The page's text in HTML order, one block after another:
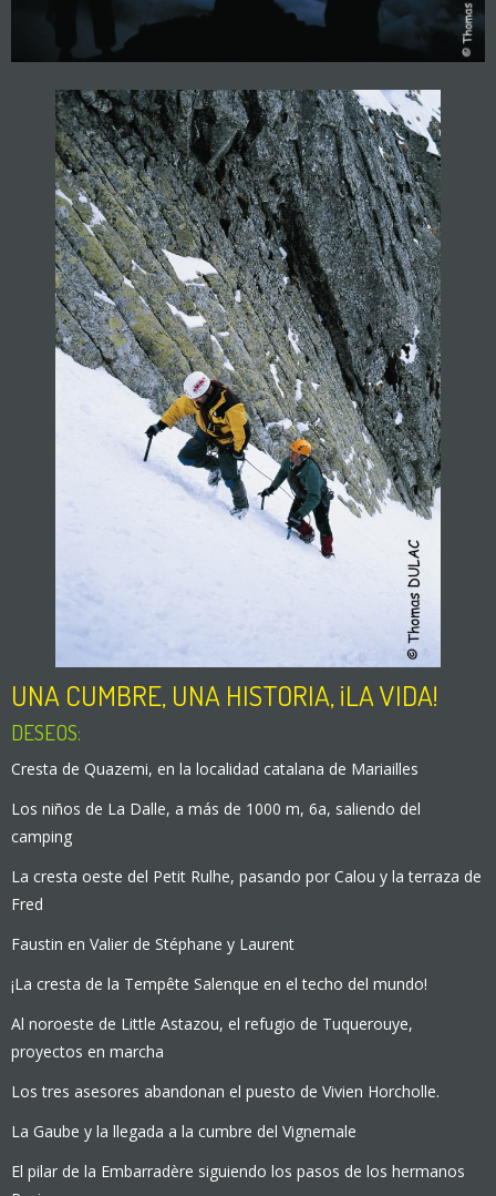
UNA CUMBRE, UNA HISTORIA, ¡LA VIDA!
DESEOS:
Cresta de Quazemi, en la localidad catalana de Mariailles
Los niños de La Dalle, a más de 1000 m, 6a, saliendo del
camping
La cresta oeste del Petit Rulhe, pasando por Calou y la terraza de
Fred
Faustin en Valier de Stéphane y Laurent
¡La cresta de la Tempête Salenque en el techo del mundo!
Al noroeste de Little Astazou, el refugio de Tuquerouye,
proyectos en marcha
Los tres asesores abandonan el puesto de Vivien Horcholle.
La Gaube y la llegada a la cumbre del Vignemale
El pilar de la Embarradère siguiendo los pasos de los hermanos